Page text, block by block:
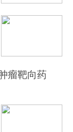
瘤靶向药